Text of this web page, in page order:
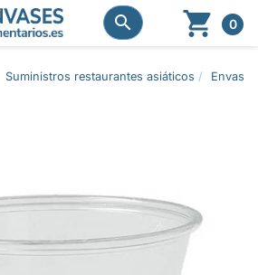

  0
Suministros restaurantes asiáticos